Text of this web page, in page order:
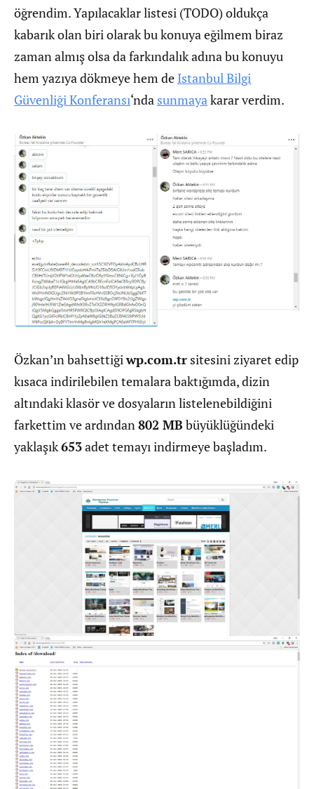
öğrendim. Yapılacaklar listesi (TODO) oldukça
kabarık olan biri olarak bu konuya eğilmem biraz
zaman almış olsa da farkındalık adına bu konuyu
hem yazıya dökmeye hem de Istanbul Bilgi
Güvenliği Konferansı‘nda sunmayakarar verdim.
Özkan’ın bahsettiğiwp.com.tr sitesini ziyaret edip
kısaca indirilebilen temalara baktığımda, dizin
altındaki klasör ve dosyaların listelenebildiğini
farkettim ve ardından 802 MB büyüklüğündeki
yaklaşık653adet temayı indirmeye başladım.